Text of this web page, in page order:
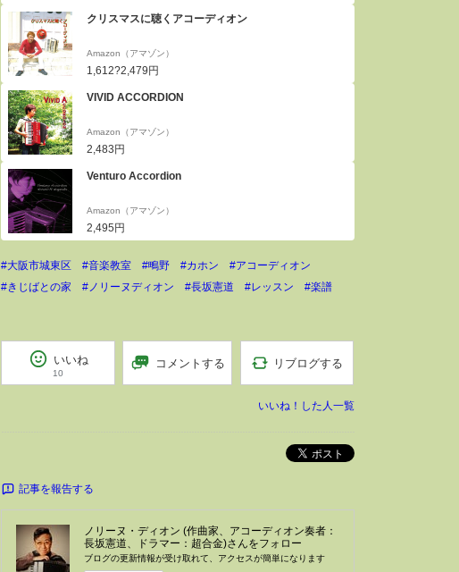
クリスマスに聴くアコーディオン
Amazon（アマゾン）
1,612?2,479円
VIVID ACCORDION
Amazon（アマゾン）
2,483円
Venturo Accordion
Amazon（アマゾン）
2,495円
#大阪市城東区 #音楽教室 #鴫野 #カホン
#アコーディオン
#きじばとの家
#ノリーヌディオン #長坂憲道 #レッスン #楽譜
いいね
10
コメントする リブログする
いいね！した人一覧
ポスト
記事を報告する
ノリーヌ・ディオン (作曲家、アコーディオン奏者：
長坂憲道、ドラマー：超合金)さんをフォロー
ブログの更新情報が受け取れて、アクセスが簡単になります